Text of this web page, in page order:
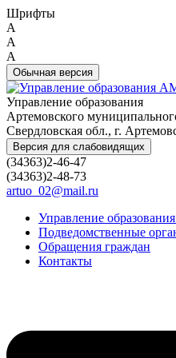
Шрифты
A
A
A
Обычная версия
Управление образования
Артемовского
Свердловская обл., г.
Версия для слабовидящих
(34363)2-46-47
(34363)2-48-73
artuo_02@mail.ru
Управление
Подведомственные
Обращения граждан
Контакты